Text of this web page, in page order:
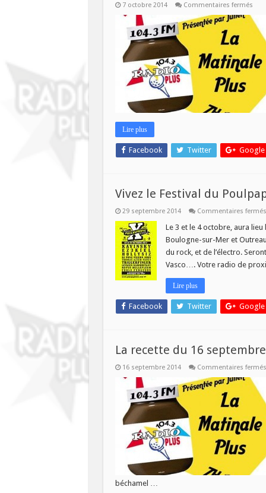
7 octobre 2014 Commentaires ferméssur
du
Lire plus
Facebook Twitter Google
Vivez le Festival du
29 septembre 2014 Commentaires fermés
Le 3 et le 4 octobre, aura
Boulogne-sur-Mer et
du rock, et de l’électro.
Vasco…. Votre radio de
Lire plus
Facebook Twitter Google
La recette du 16 septembre
16 septembre 2014 Commentaires fermés
béchamel …